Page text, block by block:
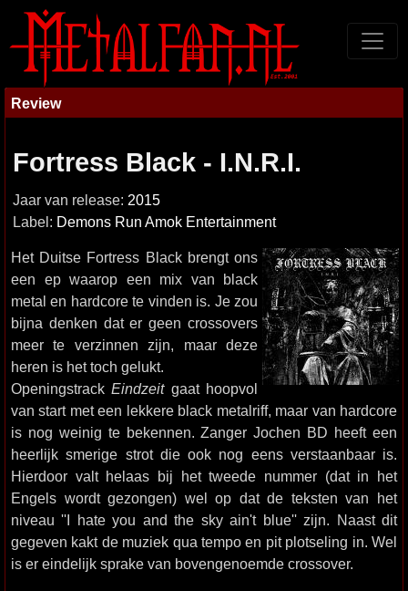
Review
Fortress Black - I.N.R.I.
Jaar van release: 2015
Label: Demons Run Amok Entertainment
Het Duitse Fortress Black brengt ons
een ep waarop een mix van black
metal en hardcore te vinden is. Je zou
bijna denken dat er geen crossovers
meer te verzinnen zijn, maar deze
heren is het toch gelukt.
OpeningstrackEindzeitgaat hoopvol
van start met een lekkere black metalriff, maar van hardcore
is nog weinig te bekennen. Zanger Jochen BD heeft een
heerlijk smerige strot die ook nog eens verstaanbaar is.
Hierdoor valt helaas bij het tweede nummer (dat in het
Engels wordt gezongen) wel op dat de teksten van het
niveau ''I hate you and the sky ain't blue'' zijn. Naast dit
gegeven kakt de muziek qua tempo en pit plotseling in. Wel
is er eindelijk sprake van bovengenoemde crossover.